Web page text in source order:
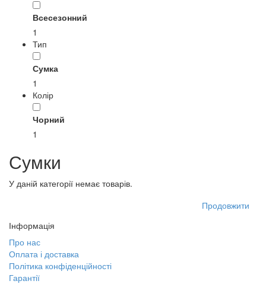
Всесезонний
1
Тип
Сумка
1
Колір
Чорний
1
Сумки
У даній категорії немає товарів.
Продовжити
Інформація
Про нас
Оплата і доставка
Політика конфіденційності
Гарантії